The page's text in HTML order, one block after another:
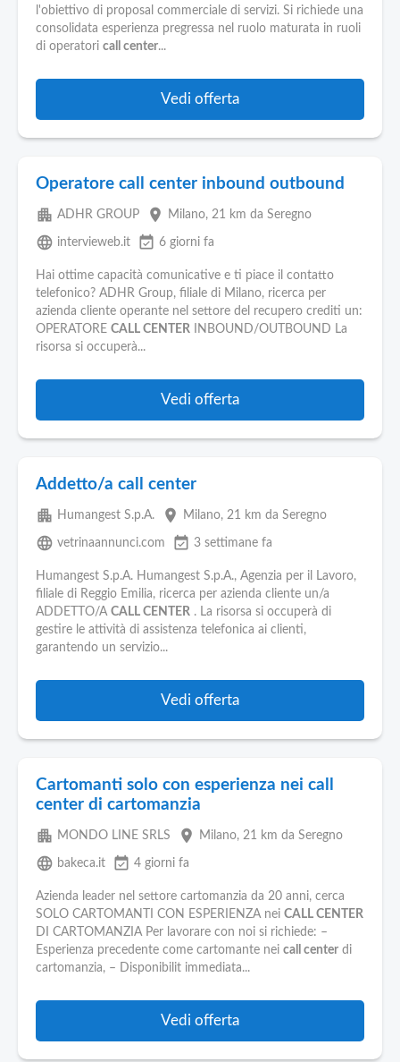
l'obiettivo di proposal commerciale di servizi. Si richiede una
consolidata esperienza pregressa nel ruolo maturata in ruoli
di operatori call center...
Vedi offerta
Operatore call center inbound outbound
apartment ADHR GROUP place Milano, 21 km da Seregno
language intervieweb.it event_available 6 giorni fa
Hai ottime capacità comunicative e ti piace il contatto
telefonico? ADHR Group, filiale di Milano, ricerca per
azienda cliente operante nel settore del recupero crediti un:
OPERATORE CALL CENTER INBOUND/OUTBOUND La
risorsa si occuperà...
Vedi offerta
Addetto/a call center
apartment Humangest S.p.A. place Milano, 21 km da Seregno
language vetrinaannunci.com event_available 3 settimane fa
Humangest S.p.A. Humangest S.p.A., Agenzia per il Lavoro,
filiale di Reggio Emilia, ricerca per azienda cliente un/a
ADDETTO/A CALL CENTER . La risorsa si occuperà di
gestire le attività di assistenza telefonica ai clienti,
garantendo un servizio...
Vedi offerta
Cartomanti solo con esperienza nei call
center di cartomanzia
apartment MONDO LINE SRLS place Milano, 21 km da Seregno
language bakeca.it event_available 4 giorni fa
Azienda leader nel settore cartomanzia da 20 anni, cerca
SOLO CARTOMANTI CON ESPERIENZA nei CALL CENTER
DI CARTOMANZIA Per lavorare con noi si richiede: –
Esperienza precedente come cartomante nei call center di
cartomanzia, – Disponibilit immediata...
Vedi offerta